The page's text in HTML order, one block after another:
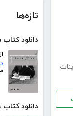
تازه‌ها
دانلود
دانلود